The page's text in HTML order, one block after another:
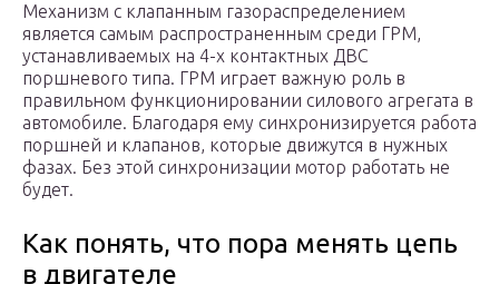
Механизм с клапанным газораспределением
является самым распространенным среди ГРМ,
устанавливаемых на 4-х контактных ДВС
поршневого типа. ГРМ играет важную роль в
правильном функционировании силового агрегата в
автомобиле. Благодаря ему синхронизируется работа
поршней и клапанов, которые движутся в нужных
фазах. Без этой синхронизации мотор работать не
будет.
Как понять, что пора менять цепь
в двигателе